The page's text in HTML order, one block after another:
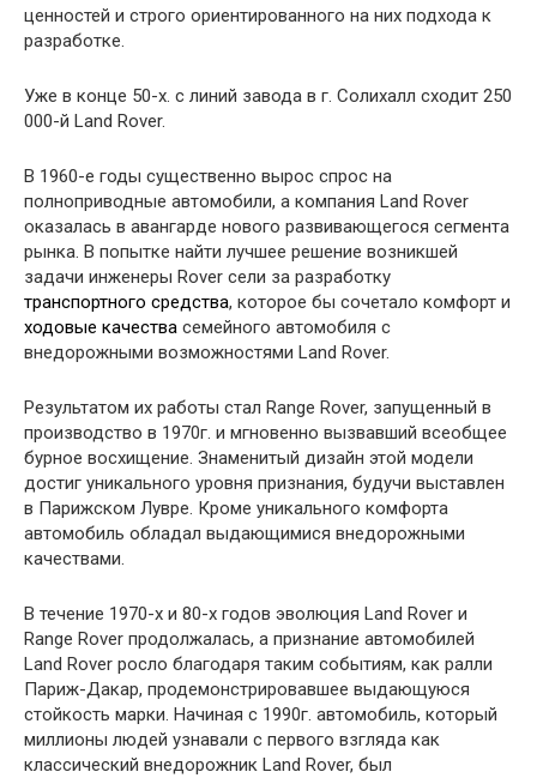
ценностей и строго ориентированного на них подхода к
разработке.
Уже в конце 50-х. с линий завода в г. Солихалл сходит 250
000-й Land Rover.
В 1960-е годы существенно вырос спрос на
полноприводные автомобили, а компания Land Rover
оказалась в авангарде нового развивающегося сегмента
рынка. В попытке найти лучшее решение возникшей
задачи инженеры Rover сели за разработку
транспортного средства, которое бы сочетало комфорт и
ходовые качества семейного автомобиля с
внедорожными возможностями Land Rover.
Результатом их работы стал Range Rover, запущенный в
производство в 1970г. и мгновенно вызвавший всеобщее
бурное восхищение. Знаменитый дизайн этой модели
достиг уникального уровня признания, будучи выставлен
в Парижском Лувре. Кроме уникального комфорта
автомобиль обладал выдающимися внедорожными
качествами.
В течение 1970-х и 80-х годов эволюция Land Rover и
Range Rover продолжалась, а признание автомобилей
Land Rover росло благодаря таким событиям, как ралли
Париж-Дакар, продемонстрировавшее выдающуюся
стойкость марки. Начиная с 1990г. автомобиль, который
миллионы людей узнавали с первого взгляда как
классический внедорожник Land Rover, был